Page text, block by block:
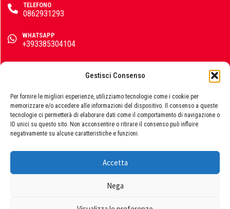
Gestisci Consenso
Per fornire le migliori esperienze, utilizziamo tecnologie come i cookie per
memorizzare e/o accedere alle informazioni del dispositivo. Il consenso a queste
tecnologie ci permetterà di elaborare dati come il comportamento di navigazione o
ID unici su questo sito. Non acconsentire o ritirare il consenso può influire
negativamente su alcune caratteristiche e funzioni.
Accetta
Nega
TELEFONO
0862931293
WHATSAPP
+393385304104
info@emporiomarini.com
SEGUICI SUI SOCIAL
© 2026 Emporio Marini s.r.l., P.IVA 01729060663. Powered by
Publipress srl
Horomia
Husqvarna